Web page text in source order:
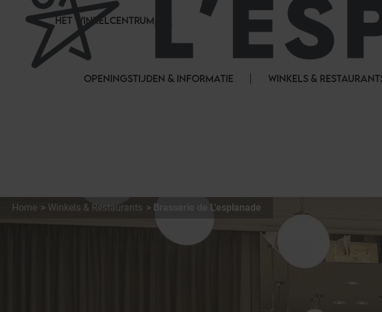
HET WINKELCENTRUM
OPENINGSTIJDEN & INFORMATIE WINKELS &
Home Winkels & Restaurants Brasserie de L'esplanade
Cookies beheer paneel